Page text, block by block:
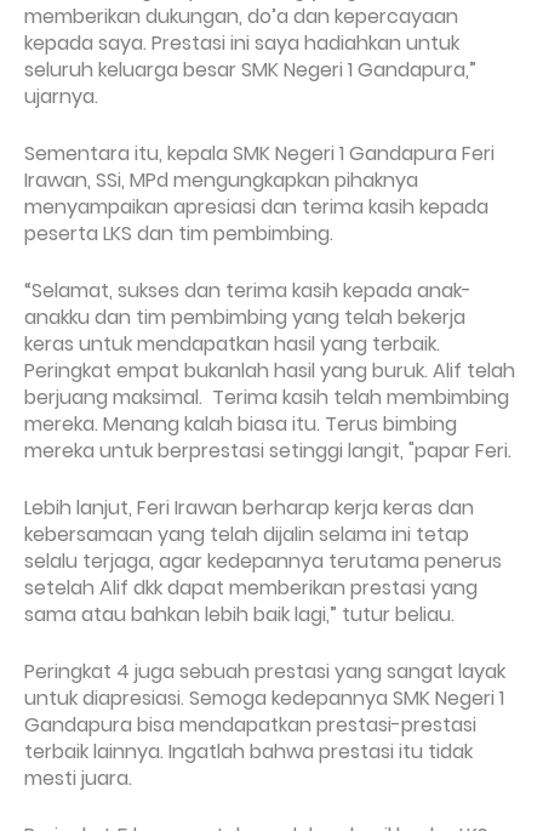
memberikan dukungan, do’a dan kepercayaan
kepada saya. Prestasi ini saya hadiahkan untuk
seluruh keluarga besar SMK Negeri 1 Gandapura,”
ujarnya.
Sementara itu, kepala SMK Negeri 1 Gandapura Feri
Irawan, SSi, MPd mengungkapkan pihaknya
menyampaikan apresiasi dan terima kasih kepada
peserta LKS dan tim pembimbing.
“Selamat, sukses dan terima kasih kepada anak-
anakku dan tim pembimbing yang telah bekerja
keras untuk mendapatkan hasil yang terbaik.
Peringkat empat bukanlah hasil yang buruk. Alif telah
berjuang maksimal. Terima kasih telah membimbing
mereka. Menang kalah biasa itu. Terus bimbing
mereka untuk berprestasi setinggi langit, "papar Feri.
Lebih lanjut, Feri Irawan berharap kerja keras dan
kebersamaan yang telah dijalin selama ini tetap
selalu terjaga, agar kedepannya terutama penerus
setelah Alif dkk dapat memberikan prestasi yang
sama atau bahkan lebih baik lagi,” tutur beliau.
Peringkat 4 juga sebuah prestasi yang sangat layak
untuk diapresiasi. Semoga kedepannya SMK Negeri 1
Gandapura bisa mendapatkan prestasi-prestasi
terbaik lainnya. Ingatlah bahwa prestasi itu tidak
mesti juara.